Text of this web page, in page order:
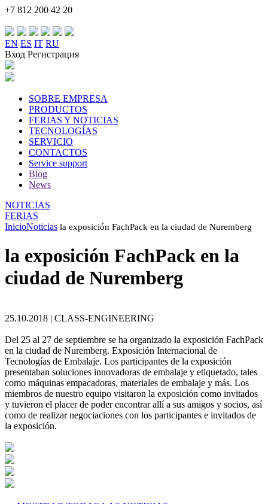
+7 812 200 42 20
EN ES IT RU
Вход Регистрация
SOBRE EMPRESA
PRODUCTOS
FERIAS Y NOTICIAS
TECNOLOGÍAS
SERVICIO
CONTACTOS
Service support
Blog
News
NOTICIAS
FERIAS
InicioNoticias la exposición FachPack en la ciudad de Nuremberg
la exposición FachPack en la
ciudad de Nuremberg
25.10.2018 | CLASS-ENGINEERING
Del 25 al 27 de septiembre se ha organizado la exposición FachPack
en la ciudad de Nuremberg. Exposición Internacional de
Tecnologías de Embalaje. Los participantes de la exposición
presentaban soluciones innovadoras de embalaje y etiquetado, tales
como máquinas empacadoras, materiales de embalaje y más. Los
miembros de nuestro equipo visitaron la exposición como invitados
y tuvieron el placer de poder encontrar allí a sus amigos y socios, así
como de realizar negociaciones con los participantes e invitados de
la exposición.